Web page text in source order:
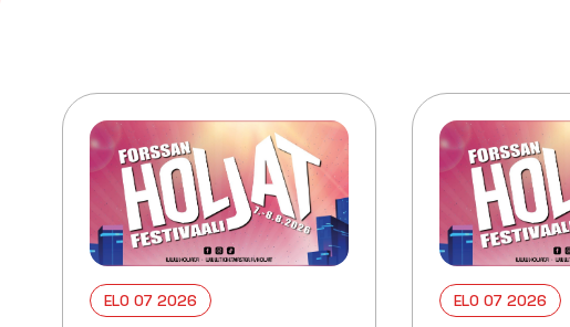
ELO 07 2026 ELO 07 2026